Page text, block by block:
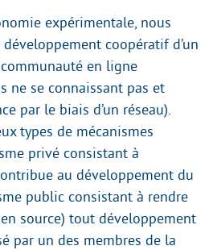
expérimentale, nous
coopératif d’un
en ligne
ne se connaissant pas et
par le biais d’un réseau).
types de mécanismes
privé consistant à
au développement du
public consistant à rendre
source) tout développement
par un des membres de la